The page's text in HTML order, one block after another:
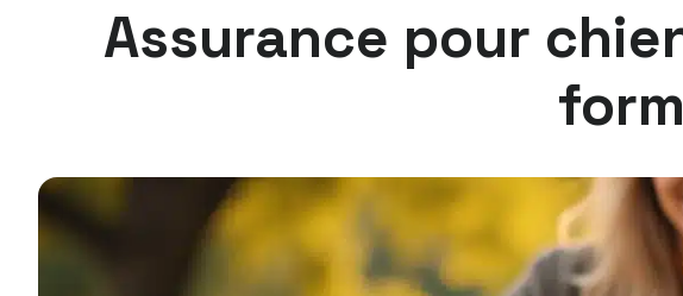
Assurance pour